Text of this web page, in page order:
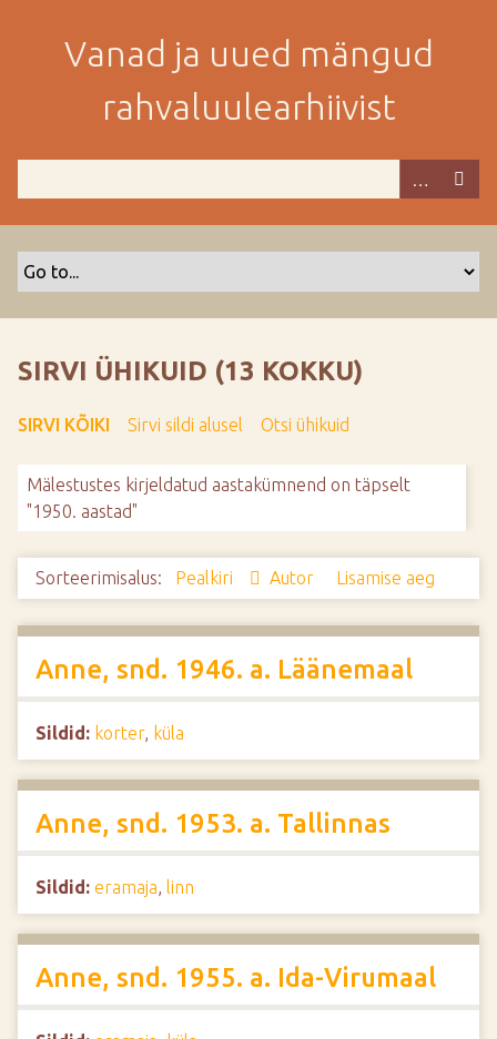
i
Vanad ja uued mängud
rahvaluulearhiivist
SIRVI ÜHIKUID (13 KOKKU)
SIRVI KÕIKI Sirvi sildi alusel Otsi ühikuid
Mälestustes kirjeldatud aastakümnend on täpselt
"1950. aastad"
Sorteerimisalus: Pealkiri Autor Lisamise aeg
Anne, snd. 1946. a. Läänemaal
Sildid: korter, küla
Anne, snd. 1953. a. Tallinnas
Sildid: eramaja, linn
Anne, snd. 1955. a. Ida-Virumaal